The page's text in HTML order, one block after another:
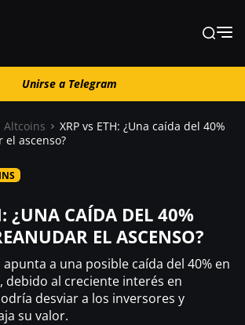
Unirse a Telegram
?
Unirse a Telegram
Altcoins
XRP vs ETH: ¿Una caída del 40%
ascenso?
¿UNA CAÍDA DEL 40%
EL ASCENSO?
apunta a una posible caída del 40% en
debido al creciente interés en
desviar a los inversores y
su valor.